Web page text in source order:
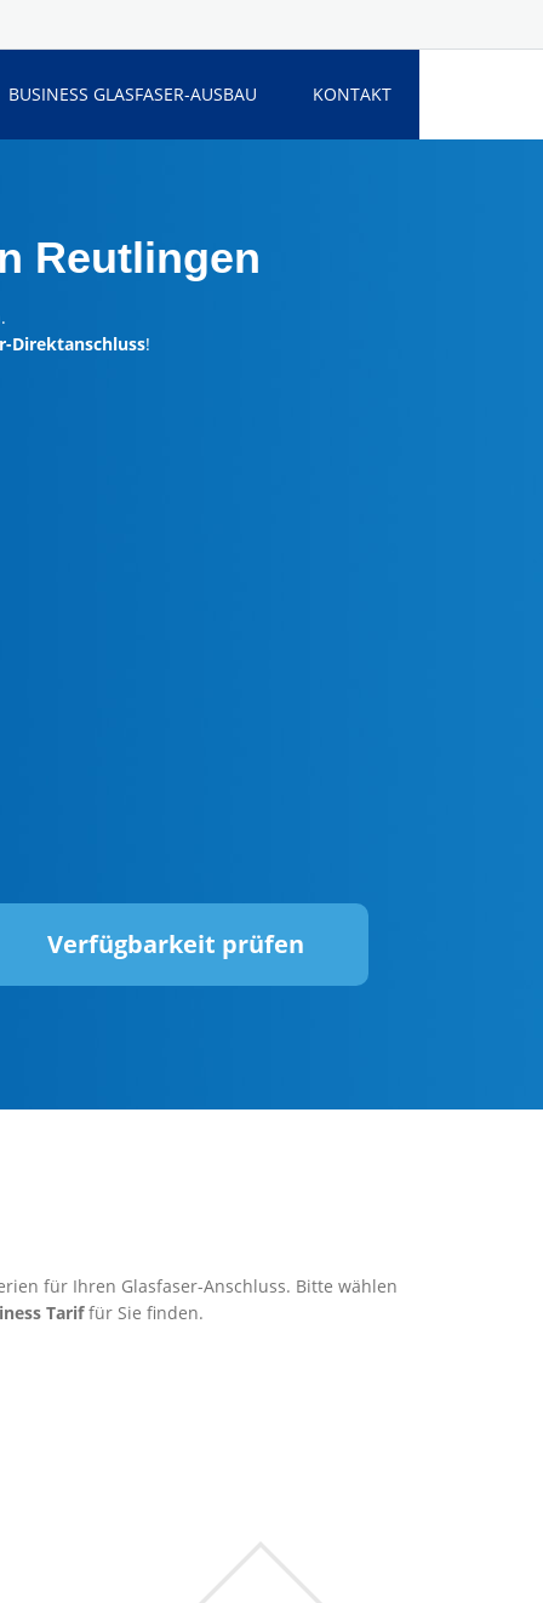
BUSINESS GLASFASER-AUSBAU KONTAKT
Reutlingen
Direktanschluss!
Verfügbarkeit prüfen
für Ihren Glasfaser-Anschluss. Bitte wählen
Tariffür Sie finden.